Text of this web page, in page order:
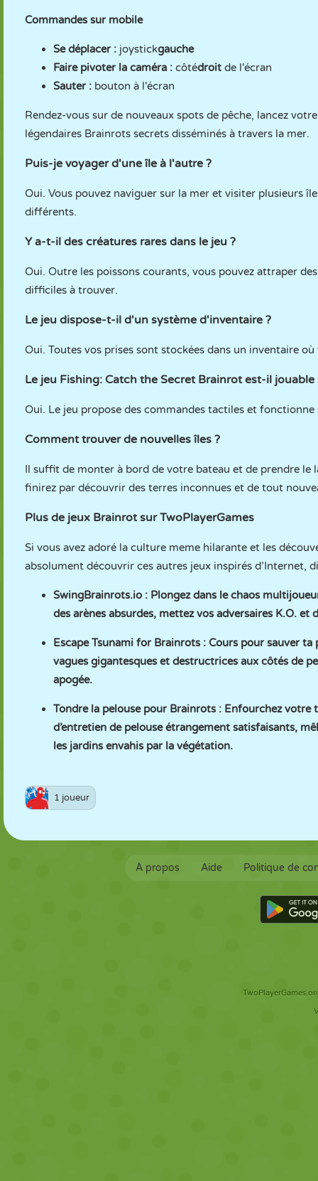
Commandes sur mobile
Se déplacer : joystickgauche
Faire pivoter la caméra : côtédroit de l'écran
Sauter : bouton à l'écran
Rendez-vous sur de nouveaux spots de pêche, lancez
légendaires Brainrots secrets disséminés à travers la mer.
Puis-je voyager d'une île à l'autre ?
Oui. Vous pouvez naviguer sur la mer et visiter plusieurs
différents.
Y a-t-il des créatures rares dans le jeu ?
Oui. Outre les poissons courants, vous pouvez attraper
difficiles à trouver.
Le jeu dispose-t-il d'un système d'inventaire ?
Oui. Toutes vos prises sont stockées dans un inventaire
Le jeu Fishing: Catch the Secret Brainrot est-il jouable
Oui. Le jeu propose des commandes tactiles et
Comment trouver de nouvelles îles ?
Il suffit de monter à bord de votre bateau et de prendre le
finirez par découvrir des terres inconnues et de tout
Plus de jeux Brainrot sur TwoPlayerGames
Si vous avez adoré la culture meme hilarante et les
absolument découvrir ces autres jeux inspirés d’Internet,
SwingBrainrots.io : Plongez dans le chaos
des arènes absurdes, mettez vos adversaires K.O.
Escape Tsunami for Brainrots: Cours pour sauver ta
vagues gigantesques et destructrices aux côtés de
apogée.
Tondre la pelouse pour Brainrots: Enfourchez votre
d’entretien de pelouse étrangement satisfaisants,
les jardins envahis par la végétation.
1 joueur
À propos Aide Politique de